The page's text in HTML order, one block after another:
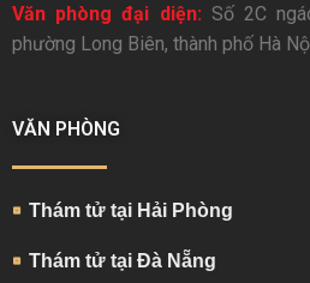
Văn phòng đại diện: Số 2C
phường Long Biên, thành phố Hà
VĂN PHÒNG
Thám tử tại Hải Phòng
Thám tử tại Đà Nẵng